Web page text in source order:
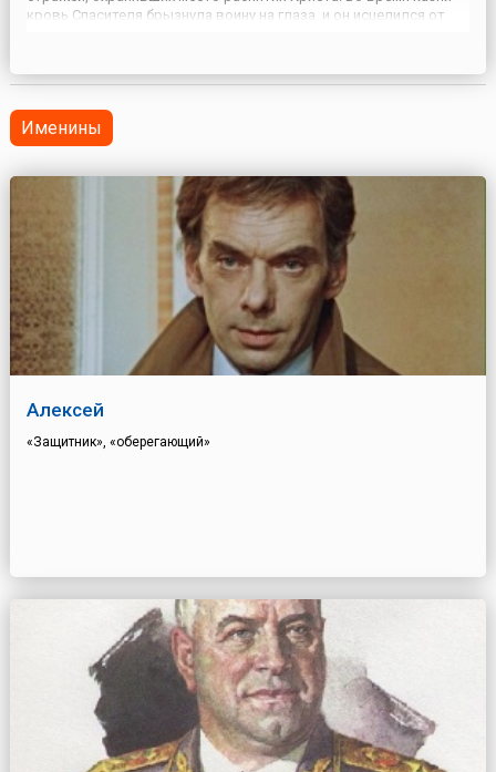
кровь Спасителя брызнула воину на глаза, и он исцелился от
Именины
Алексей
«Защитник», «оберегающий»